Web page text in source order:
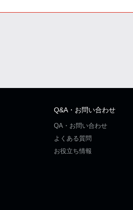
Q&A・お問い合わせ
QA・お問い合わせ
よくある質問
お役立ち情報